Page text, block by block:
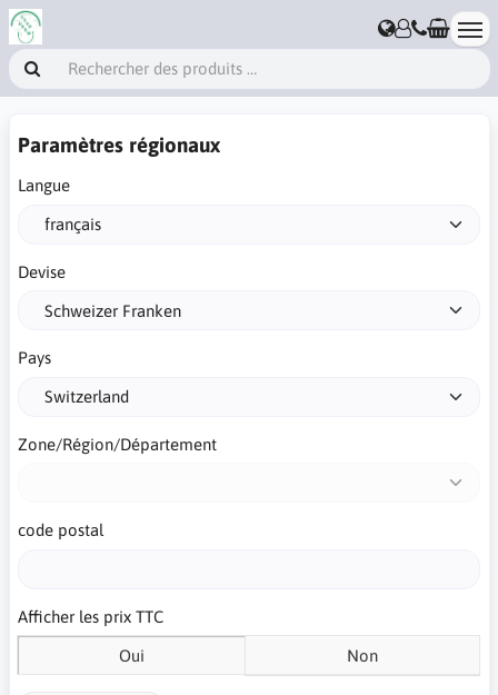
Paramètres régionaux
Langue
Devise
Pays
Zone/Région/Département
code postal
Afficher les prix TTC
Oui Non